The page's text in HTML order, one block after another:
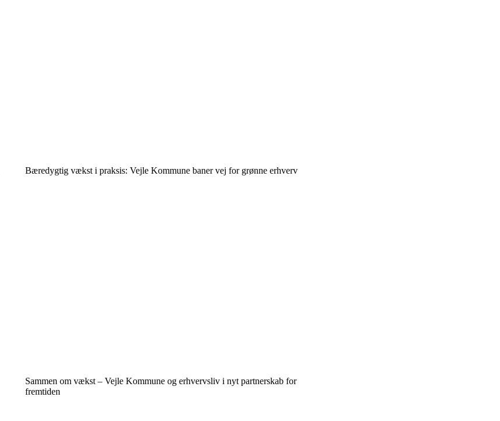
Bæredygtig vækst i praksis: Vejle Kommune baner vej for grønne erhverv
Sammen om vækst – Vejle Kommune og erhvervsliv i nyt partnerskab for
fremtiden